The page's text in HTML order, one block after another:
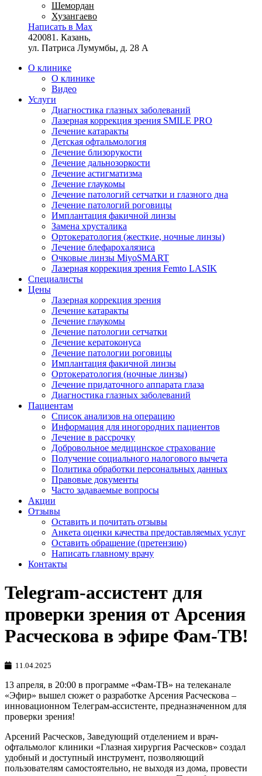
Шемордан
Хузангаево
Написать в Max
420081. Казань,
ул. Патриса Лумумбы, д. 28 А
О клинике
О клинике
Видео
Услуги
Диагностика глазных заболеваний
Лазерная коррекция зрения SMILE PRO
Лечение катаракты
Детская офтальмология
Лечение близорукости
Лечение дальнозоркости
Лечение астигматизма
Лечение глаукомы
Лечение патологий сетчатки и глазного дна
Лечение патологий роговицы
Имплантация факичной линзы
Замена хрусталика
Ортокератология (жесткие, ночные линзы)
Лечение блефарохалязиса
Очковые линзы MiyoSMART
Лазерная коррекция зрения Femto LASIK
Специалисты
Цены
Лазерная коррекция зрения
Лечение катаракты
Лечение глаукомы
Лечение патологии сетчатки
Лечение кератоконуса
Лечение патологии роговицы
Имплантация факичной линзы
Ортокератология (ночные линзы)
Лечение придаточного аппарата глаза
Диагностика глазных заболеваний
Пациентам
Список анализов на операцию
Информация для иногородних пациентов
Лечение в рассрочку
Добровольное медицинское страхование
Получение социального налогового вычета
Политика обработки персональных данных
Правовые документы
Часто задаваемые вопросы
Акции
Отзывы
Оставить и почитать отзывы
Анкета оценки качества предоставляемых услуг
Оставить обращение (претензию)
Написать главному врачу
Контакты
Telegram-ассистент для
проверки зрения от Арсения
Расческова в эфире Фам-ТВ!
11.04.2025
13 апреля, в 20:00 в программе «Фам-ТВ» на телеканале
«Эфир» вышел сюжет о разработке Арсения Расческова –
инновационном Телеграм-ассистенте, предназначенном для
проверки зрения!
Арсений Расческов, Заведующий отделением и врач-
офтальмолог клиники «Глазная хирургия Расческов» создал
удобный и доступный инструмент, позволяющий
пользователям самостоятельно, не выходя из дома, провести